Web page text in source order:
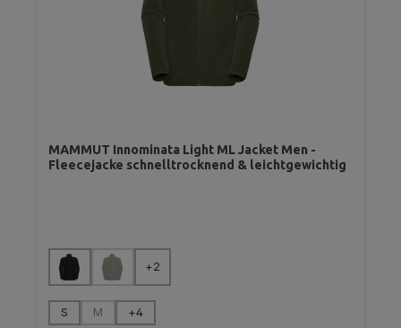
MAMMUT Innominata Light ML Jacket Men -
Fleecejacke schnelltrocknend & leichtgewichtig
Farbe auswählen
(Diese Option ist zurzeit nicht verfügbar.)
+2
Größe auswählen
S M
(Diese Option ist zurzeit nicht verfügbar.)
+4